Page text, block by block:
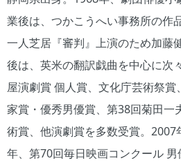
業後は、つかこうへい事務所の作
一人芝居『審判』上演のため加藤
後は、英米の翻訳戯曲を中心に次
屋演劇賞 個人賞、文化庁芸術祭
家賞・優秀男優賞、第38回菊田一
術賞、他演劇賞を多数受賞。
年、第70回毎日映画コンクール 男